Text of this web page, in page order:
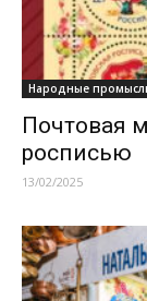
Народные
Почтовая
росписью
13/02/2025